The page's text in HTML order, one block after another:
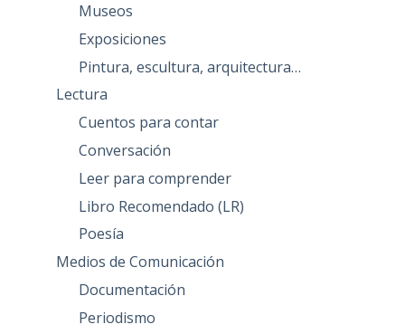
Museos
Exposiciones
Pintura, escultura, arquitectura…
Lectura
Cuentos para contar
Conversación
Leer para comprender
Libro Recomendado (LR)
Poesía
Medios de Comunicación
Documentación
Periodismo